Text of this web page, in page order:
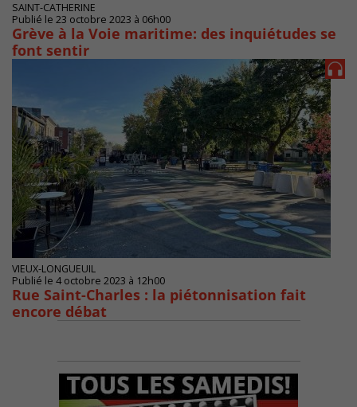
SAINT-CATHERINE
Publié le 23 octobre 2023 à 06h00
Grève à la Voie maritime: des inquiétudes se
font sentir
VIEUX-LONGUEUIL
Publié le 4 octobre 2023 à 12h00
Rue Saint-Charles : la piétonnisation fait
encore débat